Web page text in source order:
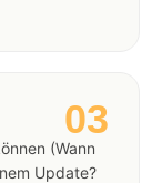
03
(Wann
Update?